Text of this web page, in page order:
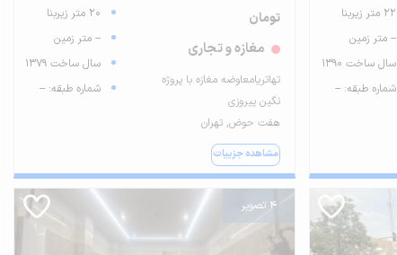
22 متر زیربنا
-- متر زمین
سال ساخت 1390
شماره طبقه: --
تومان
مغازه و تجاری
تهاتریامعاوضه مغازه با پروژه
نگین پیروزی
هفت حوض, تهران
مشاهده جزییات
20 متر زیربنا
-- متر زمین
سال ساخت 1379
شماره طبقه: --
4 تصویر